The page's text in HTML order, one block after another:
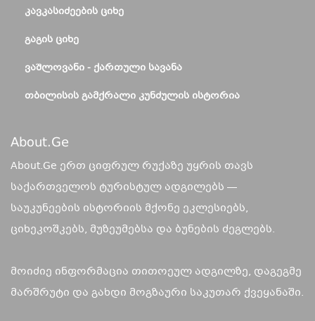
ᲙᲐᲕᲙᲐᲡᲘᲫᲔᲔᲑᲘᲡ ᲪᲘᲮᲔ
ᲒᲐᲒᲘᲡ ᲪᲘᲮᲔ
ᲕᲐᲨᲚᲝᲕᲐᲜᲘ - ᲥᲐᲠᲗᲣᲚᲘ ᲡᲐᲕᲐᲜᲐ
ᲗᲑᲘᲚᲘᲡᲘᲡ ᲒᲐᲛᲥᲠᲐᲚᲘ ᲙᲣᲜᲫᲣᲚᲘᲡ ᲘᲡᲢᲝᲠᲘᲐ
About.ge
About.Ge ერთ ციფრულ რუქაზე უყრის თავს
საქართველოს ტურისტულ ადგილებს —
საუკუნეების ისტორიის მქონე ეკლესიებს,
ციხეკოშკებს, მუზეუმებსა და ბუნების ძეგლებს.
მოიძიე ინფორმაცია თითოეულ ადგილზე, დაგეგმე
მარშრუტი და გახდი მოგზაური საკუთარ ქვეყანაში.